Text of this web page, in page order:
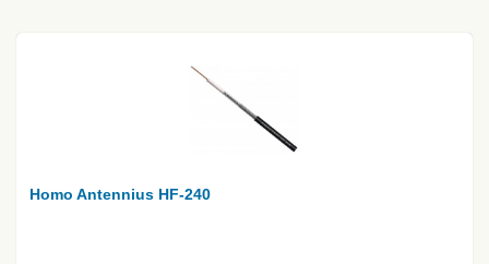
Homo Antennius HF-240